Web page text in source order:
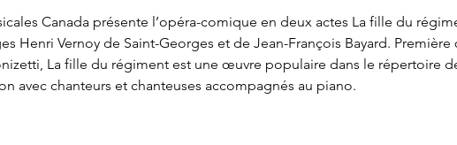
Canada présente l’opéra-comique en deux actes La fille du
Henri Vernoy de Saint-Georges et de Jean-François Bayard.
La fille du régiment est une œuvre populaire dans le répertoire
avec chanteurs et chanteuses accompagnés au piano.